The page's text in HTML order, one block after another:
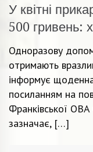
У квітні
500 гривень:
Одноразову
отримають
інформує
посиланням на
Франківської
зазначає, […]